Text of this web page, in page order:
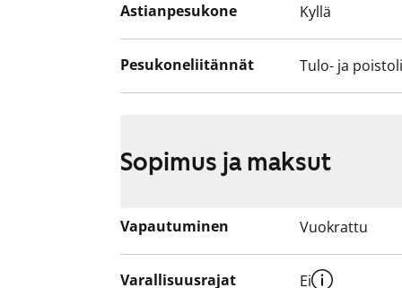
Astianpesukone Kyllä
Pesukoneliitännät Tulo- ja
Sopimus ja maksut
Vapautuminen Vuokrattu
Varallisuusrajat Ei